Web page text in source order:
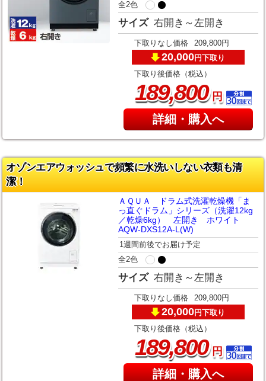
全2色
サイズ 右開き～左開き
下取りなし価格 209,800円
20,000円下取り
下取り後価格（税込）
189,800円
詳細・購入へ
オゾンエアウォッシュで頻繁に水洗いしない衣類も清
潔！
ＡＱＵＡ ドラム式洗濯乾燥機「ま
っ直ぐドラム」シリーズ（洗濯12kg
／乾燥6kg） 左開き ホワイト
AQW-DXS12A-L(W)
1週間前後でお届け予定
全2色
サイズ 右開き～左開き
下取りなし価格 209,800円
20,000円下取り
下取り後価格（税込）
189,800円
詳細・購入へ